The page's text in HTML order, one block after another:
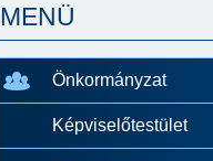
MENÜ
Önkormányzat
Képviselőtestület